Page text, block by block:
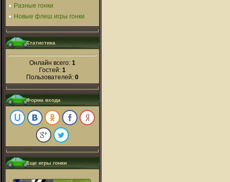
Разные гонки
Новые флеш игры гонки
Статистика
Онлайн всего: 1
Гостей: 1
Пользователей: 0
Форма входа
Еще игры гонки